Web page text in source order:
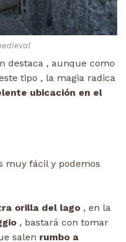
destaca , aunque como
tipo , la magia radica
ubicación en el
muy fácil y podemos
orilla del lago , en la
, bastará con tomar
salen rumbo a